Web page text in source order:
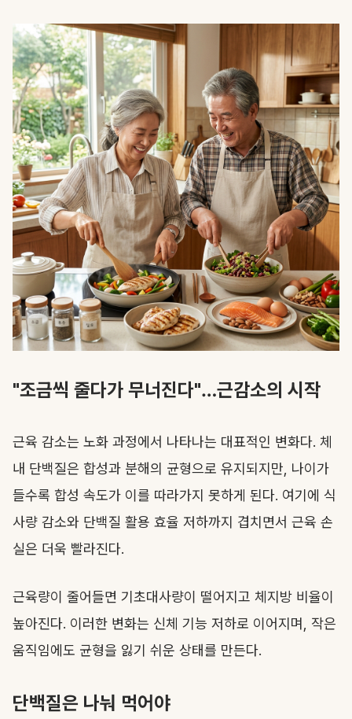
"조금씩 줄다가 무너진다"…근감소의 시작
근육 감소는 노화 과정에서 나타나는 대표적인 변화다. 체
내 단백질은 합성과 분해의 균형으로 유지되지만, 나이가
들수록 합성 속도가 이를 따라가지 못하게 된다. 여기에 식
사량 감소와 단백질 활용 효율 저하까지 겹치면서 근육 손
실은 더욱 빨라진다.
근육량이 줄어들면 기초대사량이 떨어지고 체지방 비율이
높아진다. 이러한 변화는 신체 기능 저하로 이어지며, 작은
움직임에도 균형을 잃기 쉬운 상태를 만든다.
단백질은 나눠 먹어야